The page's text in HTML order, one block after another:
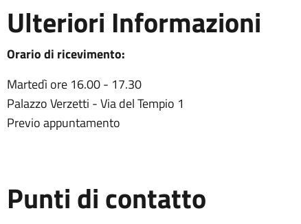
Ulteriori Informazioni
Orario di ricevimento:
Martedì ore 16.00 - 17.30
Palazzo Verzetti - Via del Tempio 1
Previo appuntamento
Punti di contatto